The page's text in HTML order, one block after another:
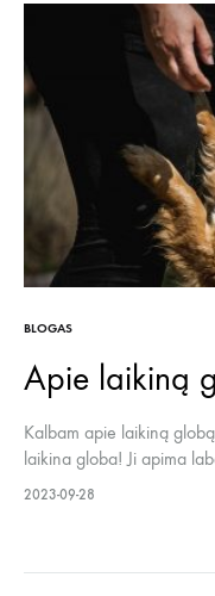
BLOGAS
Apie laikiną
Kalbam apie laikiną
laikina globa! Ji apima
globa yra apie mėnesį
2023-09-28